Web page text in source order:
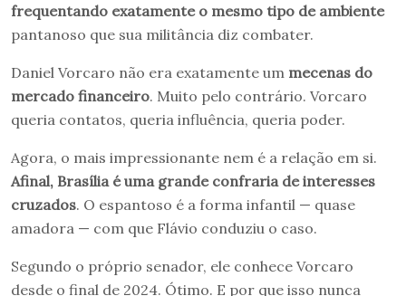
frequentando exatamente o mesmo tipo de ambiente
pantanoso que sua militância diz combater.
Daniel Vorcaro não era exatamente um mecenas do
mercado financeiro. Muito pelo contrário. Vorcaro
queria contatos, queria influência, queria poder.
Agora, o mais impressionante nem é a relação em si.
Afinal, Brasília é uma grande confraria de interesses
cruzados. O espantoso é a forma infantil — quase
amadora — com que Flávio conduziu o caso.
Segundo o próprio senador, ele conhece Vorcaro
desde o final de 2024. Ótimo. E por que isso nunca